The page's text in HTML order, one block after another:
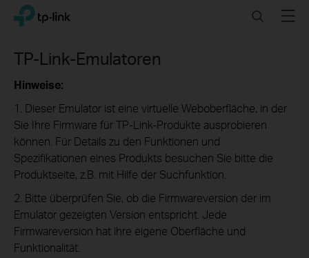
Click
the
navigation
TP-Link, Reliably Smart SearchMenu
TP-Link-Emulatoren
Hinweise:
1. Dieser Emulator ist eine virtuelle Weboberfläche, in der
Sie Ihre Firmware für TP-Link-Produkte ausprobieren
können. Für Details zu den Funktionen und
Spezifikationen eines Produkts besuchen Sie bitte die
Produktseite, z.B. mit Hilfe der Suchfunktion.
2. Bitte überprüfen Sie, ob die Firmwareversion der im
Emulator gezeigten Version entspricht. Jede
Firmwareversion hat ihre eigene Oberfläche und
Funktionalität.